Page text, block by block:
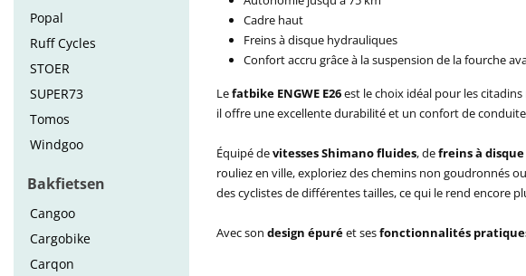
Popal
Ruff Cycles
STOER
SUPER73
Tomos
Windgoo
Bakfietsen
Cangoo
Cargobike
Carqon
Cadre haut
Freins à disque hydrauliques
Confort accru grâce à la suspension de la fourche
Lefatbike ENGWE E26est le choix idéal pour les
il offre une excellente durabilité et un confort de
Équipé devitesses Shimano fluides, defreins à
rouliez en ville, exploriez des chemins non goudronnés
des cyclistes de différentes tailles, ce qui le rend encore
Avec son design épuréet sesfonctionnalités